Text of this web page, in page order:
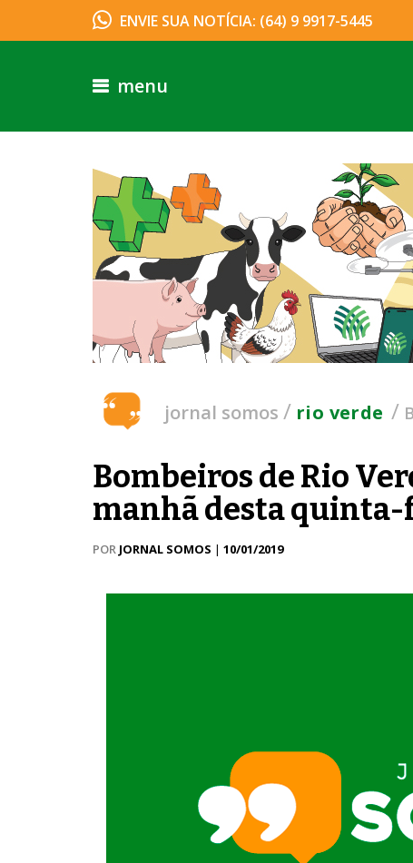
ENVIE SUA NOTÍCIA: (64) 9 9917-5445
menu
jornal somos / rio verde /
Bombeiros de Rio
manhã desta
POR JORNAL SOMOS | 10/01/2019